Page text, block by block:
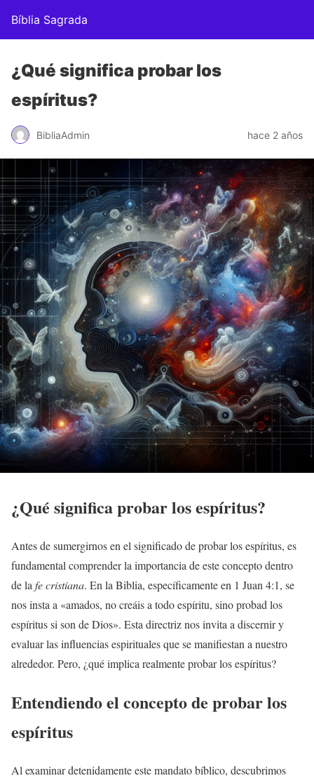
Bíblia Sagrada
¿Qué significa probar los
espíritus?
BibliaAdmin hace 2 años
¿Qué significa probar los espíritus?
Antes de sumergirnos en el significado de probar los espíritus, es
fundamental comprender la importancia de este concepto dentro
de la fe cristiana. En la Biblia, específicamente en 1 Juan 4:1, se
nos insta a «amados, no creáis a todo espíritu, sino probad los
espíritus si son de Dios». Esta directriz nos invita a discernir y
evaluar las influencias espirituales que se manifiestan a nuestro
alrededor. Pero, ¿qué implica realmente probar los espíritus?
Entendiendo el concepto de probar los
espíritus
Al examinar detenidamente este mandato bíblico, descubrimos